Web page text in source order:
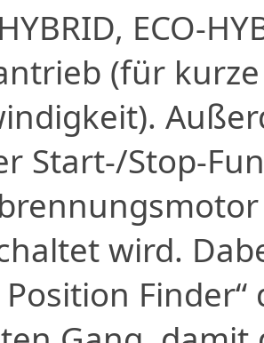
ECO-
(für
Start-/Stop-
wird.